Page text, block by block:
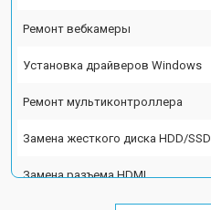
Ремонт вебкамеры
Установка драйверов Windows
Ремонт мультиконтроллера
Замена жесткого диска HDD/SSD
Замена разъема HDMI